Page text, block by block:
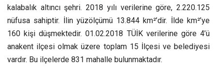
kalabalık altıncı şehri. 2018 yılı verilerine göre, 2.220.125
nüfusa sahiptir. İlin yüzölçümü 13.844 km²’dir. İlde km²’ye
160 kişi düşmektedir. 01.02.2018 TÜİK verilerine göre 4’ü
anakent ilçesi olmak üzere toplam 15 İlçesi ve belediyesi
vardır. Bu ilçelerde 831 mahalle bulunmaktadır.